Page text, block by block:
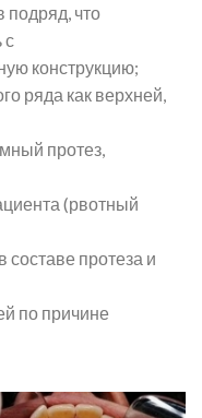
подряд, что
с
конструкцию;
ряда как верхней,
протез,
(рвотный
составе протеза и
по причине